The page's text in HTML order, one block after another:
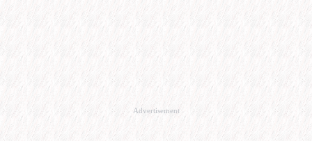
Advertisement